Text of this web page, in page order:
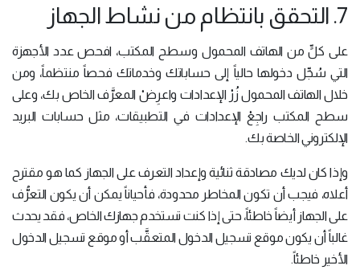
7. التحقق بانتظام من نشاط الجهاز
على كلٍّ من الهاتف المحمول وسطح المكتب، افحص عدد الأجهزة
التي سُجِّل دخولها حالياً إلى حساباتك وخدماتك فحصاً منتظماً، ومن
خلال الهاتف المحمول زُرْ الإعدادات واعرِضْ المعرَّف الخاص بك، وعلى
سطح المكتب راجِعْ الإعدادات في التطبيقات، مثل حسابات البريد
الإلكتروني الخاصة بك.
وإذا كان لديك مصادقة ثنائية وإعداد التعرف على الجهاز كما هو مقترح
أعلاه، فيجب أن تكون المخاطر محدودة، فأحياناً يمكن أن يكون التعرُّف
على الجهاز أيضاً خاطئاً، حتى إذا كنت تستخدم جهازك الخاص، فقد يحدث
غالباً أن يكون موقع تسجيل الدخول المتعقَّب أو موقع تسجيل الدخول
الأخير خاطئاً.